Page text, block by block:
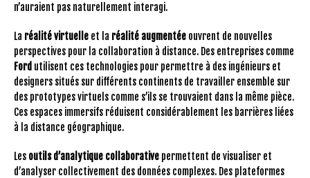
n’auraient pas naturellement interagi.
La réalité virtuelle et la réalité augmentée ouvrent de nouvelles
perspectives pour la collaboration à distance. Des entreprises comme
Ford utilisent ces technologies pour permettre à des ingénieurs et
designers situés sur différents continents de travailler ensemble sur
des prototypes virtuels comme s’ils se trouvaient dans la même pièce.
Ces espaces immersifs réduisent considérablement les barrières liées
à la distance géographique.
Les outils d’analytique collaborative permettent de visualiser et
d’analyser collectivement des données complexes. Des plateformes